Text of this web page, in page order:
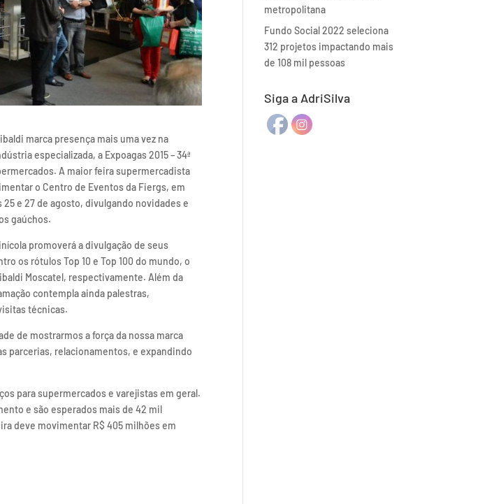
marca presença mais uma vez na
especializada, a Expoagas 2015 – 34ª
A maior feira supermercadista
o Centro de Eventos da Fiergs, em
e 27 de agosto, divulgando novidades e
gaúchos.
promoverá a divulgação de seus
os rótulos Top 10 e Top 100 do mundo, o
Moscatel, respectivamente. Além da
contempla ainda palestras,
técnicas.
de mostrarmos a força da nossa marca
parcerias, relacionamentos, e expandindo
para supermercados e varejistas em geral.
e são esperados mais de 42 mil
deve movimentar R$ 405 milhões em
metropolitana
Fundo Social 2022 seleciona
312 projetos impactando mais
de 108 mil pessoas
Siga a AdriSilva